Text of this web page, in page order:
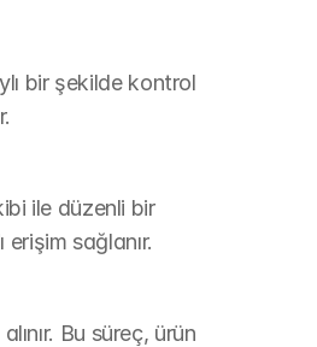
bir şekilde kontrol
ile düzenli bir
sağlanır.
Bu süreç, ürün